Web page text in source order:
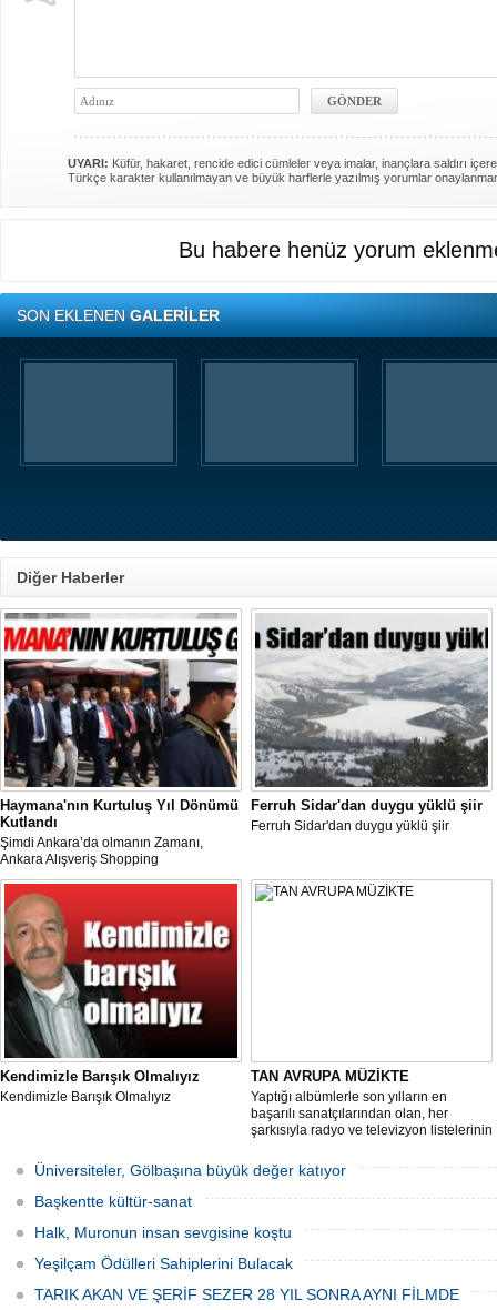
UYARI: Küfür, hakaret, rencide edici cümleler veya imalar, inançlara saldırı
Türkçe karakter kullanılmayan ve büyük harflerle yazılmış yorumlar
Bu habere henüz yorum
SON EKLENENGALERİLER
Diğer Haberler
Haymana'nın Kurtuluş Yıl Dönümü
Kutlandı
Şimdi Ankara’da olmanın Zamanı,
Ankara Alışveriş Shopping
Festivali/Fest“ kapsamında,
Haymana’da düzenlenen 12 Eylül
Haymana’nın Kurtuluş Günü büyük
coşkuyla kutlandı.
Ferruh Sidar'dan duygu yüklü şiir
Ferruh Sidar'dan duygu yüklü şiir
Kendimizle Barışık Olmalıyız
Kendimizle Barışık Olmalıyız
TAN AVRUPA MÜZİKTE
Yaptığı albümlerle son yılların en
başarılı sanatçılarından olan, her
şarkısıyla radyo ve televizyon listelerinin
kitlesini her geçen gün artıran Tan yeni
albümleri için Avrupa Müzik'le anlaşma
imzaladı.
Üniversiteler, Gölbaşına büyük değer katıyor
Başkentte kültür-sanat
Halk, Muronun insan sevgisine koştu
Yeşilçam Ödülleri Sahiplerini Bulacak
TARIK AKAN VE ŞERİF SEZER 28 YIL SONRA AYNI FİLMDE